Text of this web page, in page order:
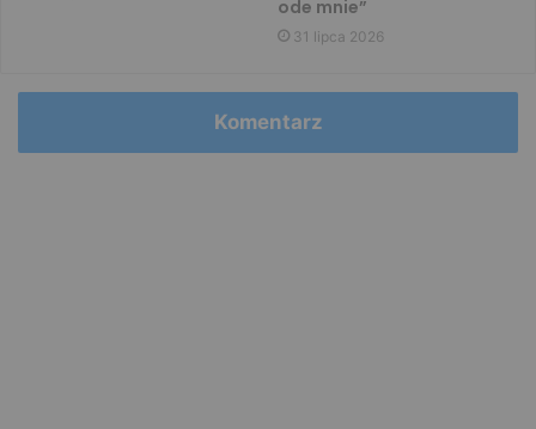
ode mnie”
31 lipca 2026
Komentarz